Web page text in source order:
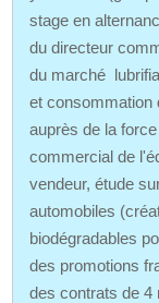
stage en
du directeur
du marché
et
auprès de la
commercial de
vendeur, étude
automobiles
biodégradables
des promotions
des contrats de 4